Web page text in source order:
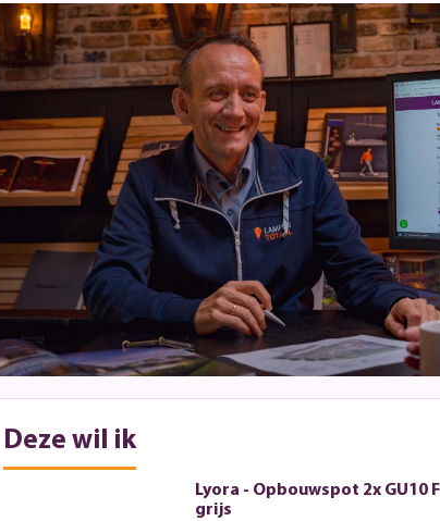
Deze wil ik
Lyora - Opbouwspot 2x GU10
grijs